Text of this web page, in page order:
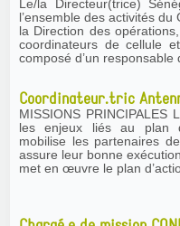
Le/la Directeur(trice)
l’ensemble des activités
la Direction des
coordinateurs de cellule
composé d’un
Coordinateur.tric
MISSIONS PRINCIPALES Le/la coordinateur·rice HDF identifie
les enjeux liés au plan
mobilise les partenaires
assure leur bonne exécution. Il/elle : • contribue à la définition
met en œuvre le plan